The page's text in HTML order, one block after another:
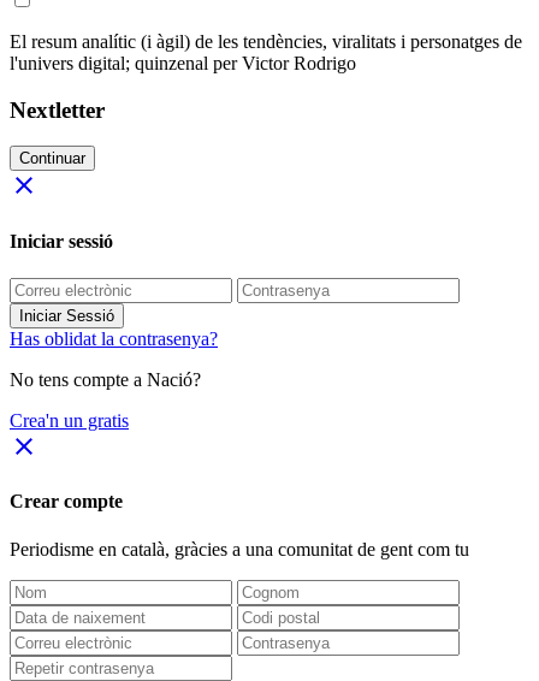
El resum analític (i àgil) de les tendències, viralitats i personatges de
l'univers digital; quinzenal per Victor Rodrigo
Nextletter
Continuar
close
Iniciar sessió
Iniciar Sessió
Has oblidat la contrasenya?
No tens compte a Nació?
Crea'n un gratis
close
Crear compte
Periodisme en català, gràcies a una comunitat de gent com tu